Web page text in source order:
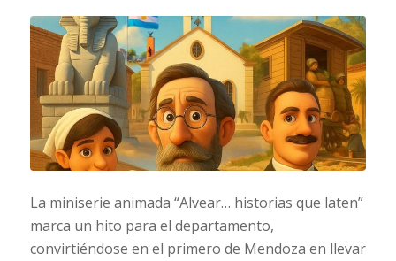
La miniserie animada “Alvear… historias que laten”
marca un hito para el departamento,
convirtiéndose en el primero de Mendoza en llevar